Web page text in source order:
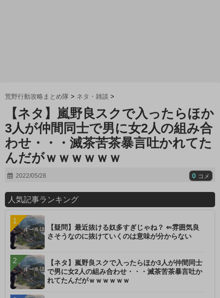
荒野行動攻略まとめ隊 > ネタ・雑談 >
【ネタ】嵐野良スクで入ったらほか
3人が仲間同士で男に女2人の組み合
わせ・・・滅茶苦茶暴言吐かれてた
んだがｗｗｗｗｗｗ
2022/05/28 0 コメ
人気記事ランキング
【疑問】最近抜ける奴多すぎじゃね？ ⇐雰囲気良
さそうなのに抜けていくのは意味が分からない
【ネタ】嵐野良スクで入ったらほか3人が仲間同士
で男に女2人の組み合わせ・・・滅茶苦茶暴言吐か
れてたんだがｗｗｗｗｗｗ